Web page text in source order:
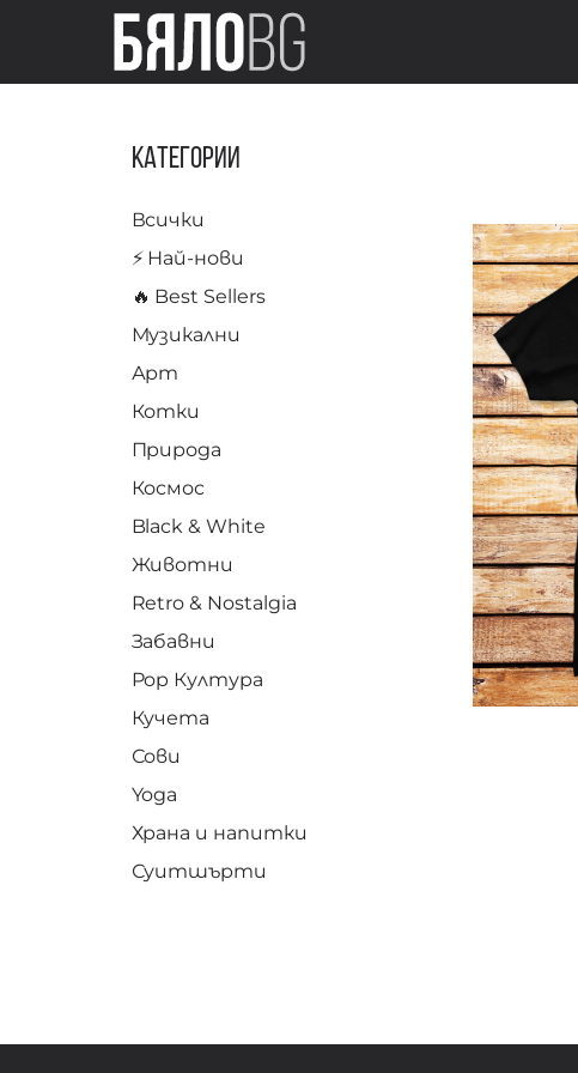
Категории
Всички
⚡️ Най-нови
🔥 Best Sellers
Музикални
Арт
Котки
Природа
Космос
Black & White
Животни
Retro & Nostalgia
Забавни
Pop Култура
Кучета
Сови
Yoga
Храна и напитки
Суитшърти